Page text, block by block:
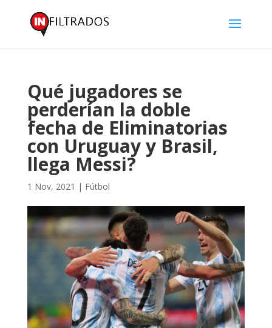
Qué jugadores se
perderían la doble
fecha de Eliminatorias
con Uruguay y Brasil,
llega Messi?
1 Nov, 2021 | Fútbol